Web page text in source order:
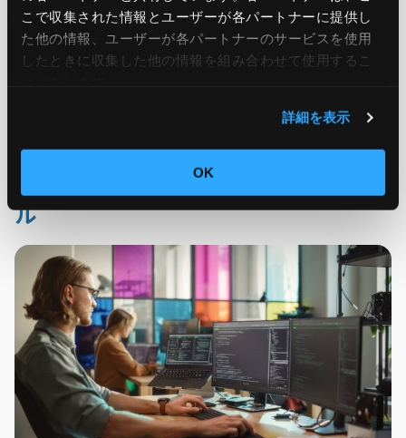
こで収集された情報とユーザーが各パートナーに提供し
た他の情報、ユーザーが各パートナーのサービスを使用
したときに収集した他の情報を組み合わせて使用​​するこ
詳細を表示
OK
このような高度なセキュリティ対策を実現するためには、セ
キュリティの専門知識だけでなく、システム全体を理解し、
問題発生時には迅速かつ的確に対応できるスキルが求め
システム運用保守担当者に必要なスキ
ル